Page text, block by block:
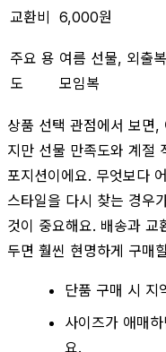
교환비 6,000원
주요 용
도
여름 선물, 외출
모임복
상품 선택 관점에서 보면
지만 선물 만족도와 계절
포지션이에요. 무엇보다
스타일을 다시 찾는 경우
것이 중요해요. 배송과 교
두면 훨씬 현명하게 구매
단품 구매 시 지
사이즈가 애매
요.